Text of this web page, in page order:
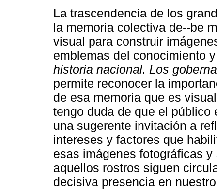
La trascendencia de los
la memoria colectiva de--be
visual para construir
emblemas del conocimiento
historia nacional. Los
permite reconocer la
de esa memoria que es
tengo duda de que el público
una sugerente invitación a
intereses y factores que
esas imágenes fotográficas
aquellos rostros siguen
decisiva presencia en